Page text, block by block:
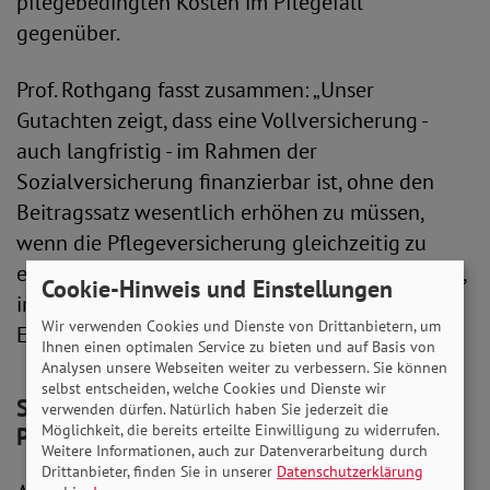
gegenüber.
Prof. Rothgang fasst zusammen: „Unser
Gutachten zeigt, dass eine Vollversicherung -
auch langfristig - im Rahmen der
Sozialversicherung finanzierbar ist, ohne den
Beitragssatz wesentlich erhöhen zu müssen,
wenn die Pflegeversicherung gleichzeitig zu
einer Bürgerversicherung weiterentwickelt wird,
in die alle einzahlen und in der alle
Einkommensarten beitragspflichtig sind.”
SoVD: Es braucht eine
Pflegevollversicherung
Cookie-Hinweis und Einstellungen
Wir verwenden Cookies und Dienste von Drittanbietern, um
Ihnen einen optimalen Service zu bieten und auf Basis von
Analysen unsere Webseiten weiter zu verbessern. Sie können
selbst entscheiden, welche Cookies und Dienste wir
verwenden dürfen. Natürlich haben Sie jederzeit die
Möglichkeit, die bereits erteilte Einwilligung zu widerrufen.
Weitere Informationen, auch zur Datenverarbeitung durch
Drittanbieter, finden Sie in unserer Datenschutzerklärung